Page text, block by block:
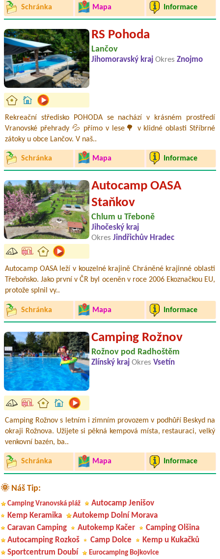
Schránka Mapa Informace
RS Pohoda
Lančov
Jihomoravský kraj Okres Znojmo
Rekreační středisko POHODA se nachází v krásném prostředí
Vranovské přehrady 💦 přímo v lese🌳 v klidné oblasti Stříbrné
zátoky u obce Lančov. V naš..
Schránka Mapa Informace
Autocamp OASA
Staňkov
Chlum u Třeboně
Jihočeský kraj
Okres Jindřichův Hradec
Autocamp OASA leží v kouzelné krajině Chráněné krajinné oblasti
Třeboňsko. Jako první v ČR byl oceněn v roce 2006 Ekoznačkou EU,
protože splnil vy..
Schránka Mapa Informace
Camping Rožnov
Rožnov pod Radhoštěm
Zlínský kraj Okres Vsetín
Camping Rožnov s letním i zimním provozem v podhůří Beskyd na
okraji Rožnova. Užijete si pěkná kempová místa, restauraci, velký
venkovní bazén, ba..
Schránka Mapa Informace
🌞 Náš Tip:
Camping Vranovská pláž
Autocamp Jenišov
Kemp Keramika
Autokemp Dolní Morava
Caravan Camping
Autokemp Kačer
Camping Olšina
Autocamping Rozkoš
Camp Dolce
Kemp u Kukačků
Sportcentrum Doubí
Eurocamping Bojkovice